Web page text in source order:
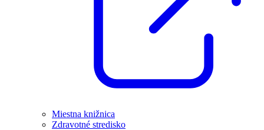
Miestna knižnica
Zdravotné stredisko